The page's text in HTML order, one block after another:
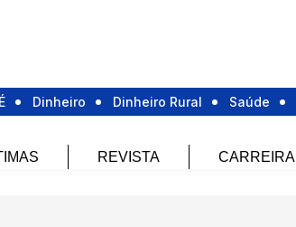
Dinheiro Dinheiro Rural Saúde
REVISTA CARREIRA